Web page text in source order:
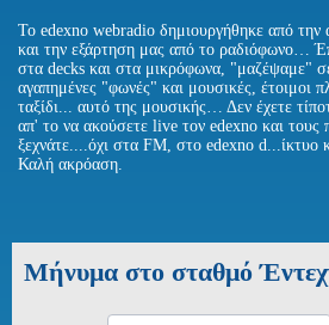
To edexno webradio δημιουργήθηκε από την
και την εξάρτηση μας από το ραδιόφωνο…
στα decks και στα μικρόφωνα, "μαζέψαμε"
αγαπημένες "φωνές" και μουσικές, έτοιμοι
ταξίδι... αυτό της μουσικής… Δεν έχετε
απ' το να ακούσετε live τον edexno και
ξεχνάτε....όχι στα FM, στο edexno
Καλή ακρόαση.
Μήνυμα στο σταθμό